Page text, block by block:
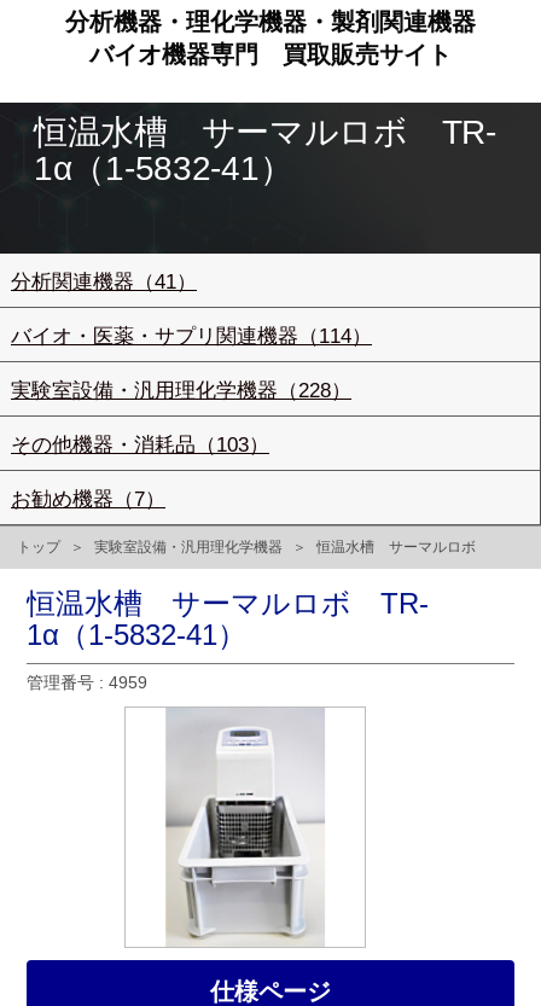
分析機器・理化学機器・製剤関連機器
バイオ機器専門
買取販売サイト
恒温水槽 サーマルロボ TR-
1α（1-5832-41）
分析関連機器（41）
バイオ・医薬・サプリ関連機器（114）
実験室設備・汎用理化学機器（228）
その他機器・消耗品（103）
お勧め機器（7）
トップ 実験室設備・汎用理化学機器 恒温水槽 サーマルロボ
恒温水槽 サーマルロボ TR-
1α（1-5832-41）
管理番号 : 4959
仕様ページ